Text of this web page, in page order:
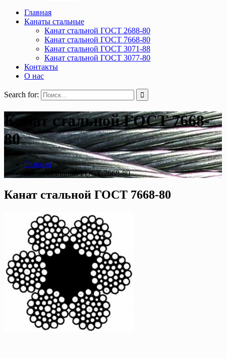
Главная
Канаты стальные
Канат стальной ГОСТ 2688-80
Канат стальной ГОСТ 7668-80
Канат стальной ГОСТ 3071-88
Канат стальной ГОСТ 3077-80
Контакты
О нас
Search for:
Канат стальной ГОСТ 7668-
80
Главная
Канат стальной ГОСТ 7668-80
Канат стальной ГОСТ 7668-80